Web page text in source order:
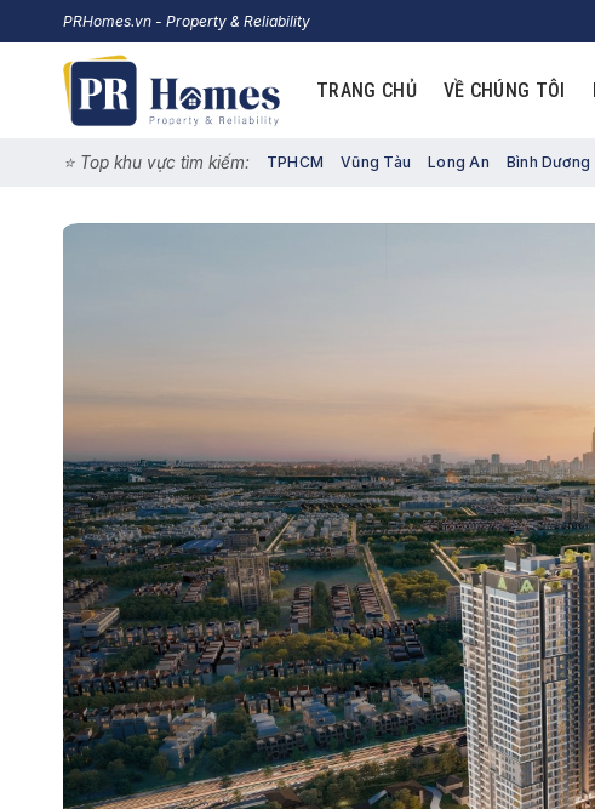
to
content
PRHomes.vn - Property & Reliability
TRANG CHỦ VỀ CHÚNG TÔI
⭐️ Top khu vực tìm kiếm: TPHCM Vũng Tàu Long An Bình Dương